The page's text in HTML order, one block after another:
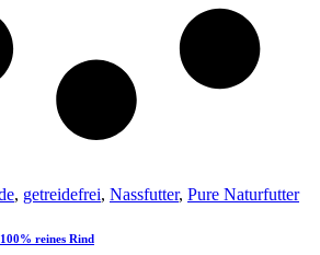
, getreidefrei, Nassfutter, Pure Naturfutter
reines Rind